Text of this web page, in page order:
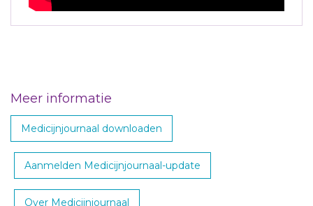
Meer informatie
Medicijnjournaal downloaden
Aanmelden Medicijnjournaal-update
Over Medicijnjournaal